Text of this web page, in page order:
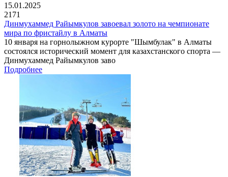
15.01.2025
2171
Динмухаммед Райымкулов завоевал золото на чемпионате
мира по фристайлу в Алматы
10 января на горнолыжном курорте "Шымбулак" в Алматы
состоялся исторический момент для казахстанского спорта —
Динмухаммед Райымкулов заво
Подробнее